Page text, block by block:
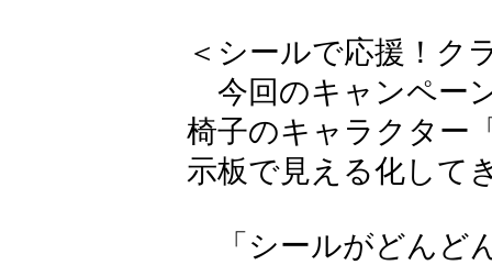
＜シールで応援！ク
今回のキャンペー
椅子のキャラクター
示板で見える化して
「シールがどんど